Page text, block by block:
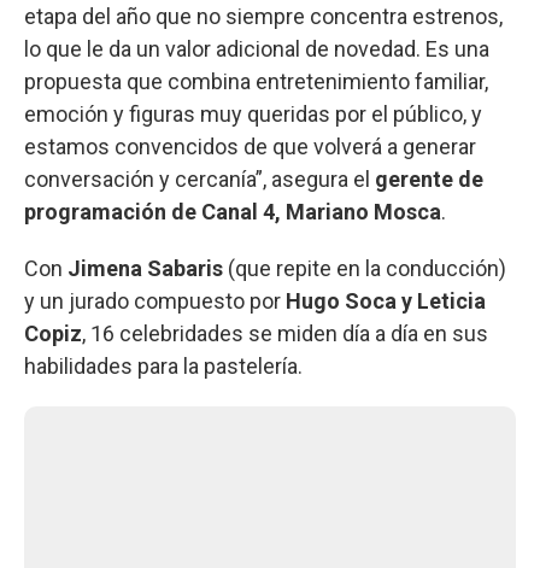
etapa del año que no siempre concentra estrenos,
lo que le da un valor adicional de novedad. Es una
propuesta que combina entretenimiento familiar,
emoción y figuras muy queridas por el público, y
estamos convencidos de que volverá a generar
conversación y cercanía”, asegura el gerente de
programación de Canal 4, Mariano Mosca.
Con Jimena Sabaris (que repite en la conducción)
y un jurado compuesto por Hugo Soca y Leticia
Copiz, 16 celebridades se miden día a día en sus
habilidades para la pastelería.